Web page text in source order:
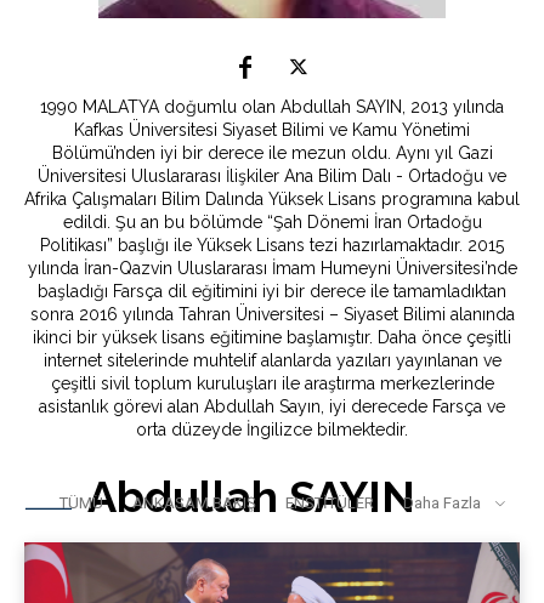
1990 MALATYA doğumlu olan Abdullah SAYIN, 2013 yılında
Kafkas Üniversitesi Siyaset Bilimi ve Kamu Yönetimi
Bölümü’nden iyi bir derece ile mezun oldu. Aynı yıl Gazi
Üniversitesi Uluslararası İlişkiler Ana Bilim Dalı - Ortadoğu ve
Afrika Çalışmaları Bilim Dalında Yüksek Lisans programına kabul
edildi. Şu an bu bölümde “Şah Dönemi İran Ortadoğu
Politikası” başlığı ile Yüksek Lisans tezi hazırlamaktadır. 2015
yılında İran-Qazvin Uluslararası İmam Humeyni Üniversitesi’nde
başladığı Farsça dil eğitimini iyi bir derece ile tamamladıktan
sonra 2016 yılında Tahran Üniversitesi – Siyaset Bilimi alanında
ikinci bir yüksek lisans eğitimine başlamıştır. Daha önce çeşitli
internet sitelerinde muhtelif alanlarda yazıları yayınlanan ve
çeşitli sivil toplum kuruluşları ile araştırma merkezlerinde
asistanlık görevi alan Abdullah Sayın, iyi derecede Farsça ve
orta düzeyde İngilizce bilmektedir.
Abdullah SAYIN
TÜMÜ ANKASAM BAKIŞ ENSTİTÜLER Daha Fazla